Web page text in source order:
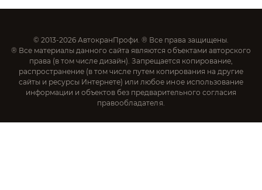
© 2013-2026 АвтокранПрофи. ® Все права защищены.
® Все материалы данного сайта являются объектами авторского
права (в том числе дизайн). Запрещается копирование,
распространение (в том числе путем копирования на другие
сайты и ресурсы Интернете) или любое иное использование
информации и объектов без предварительного согласия
правообладателя.